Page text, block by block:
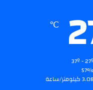
℃
57%
3.08 كيلومتر/ساعة